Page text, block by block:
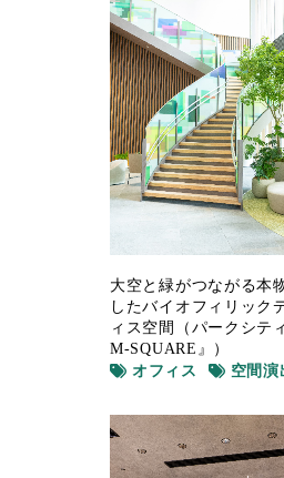
大空と緑がつながる本
したバイオフィリック
ィス空間（パークシテ
M-SQUARE』）
オフィス
空間演